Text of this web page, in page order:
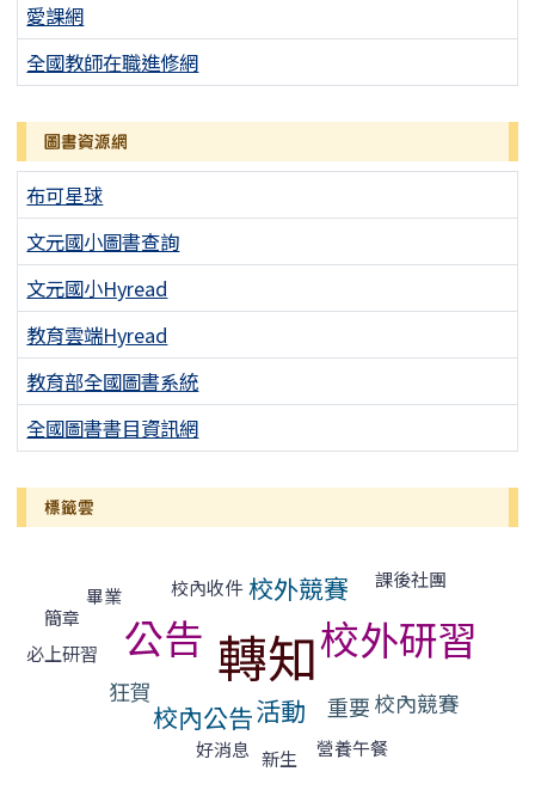
愛課網
全國教師在職進修網
圖書資源網
布可星球
文元國小圖書查詢
文元國小Hyread
教育雲端Hyread
教育部全國圖書系統
全國圖書書目資訊網
標籤雲
畢業 校內收件 校外競賽
課後社團
簡章
公告 轉知校外研習
必上研習
狂賀
校內公告活動 重要校內競賽
好消息 新生 營養午餐